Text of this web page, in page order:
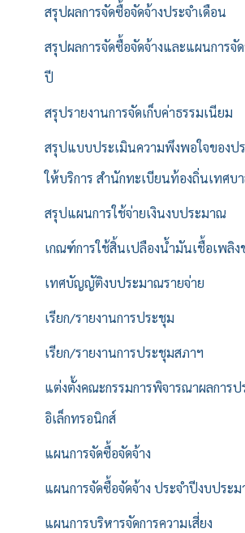
สรุปผลการจัดซื้อจัดจ้างประจำเดือน
สรุปผลการจัดซื้อจัดจ้างและแผนการจั
ปี
สรุปรายงานการจัดเก็บค่าธรรมเนียม
สรุปแบบประเมินความพึงพอใจของป
ให้บริการ สำนักทะเบียนท้องถิ่นเทศบา
สรุปแผนการใช้จ่ายเงินงบประมาณ
เกณฑ์การใช้สิ้นเปลืองน้ำมันเชื้อเพลิง
เทศบัญญัติงบประมาณรายจ่าย
เรียก/รายงานการประชุม
เรียก/รายงานการประชุมสภาฯ
แต่งตั้งคณะกรรมการพิจารณาผลการป
อิเล็กทรอนิกส์
แผนการจัดซื้อจัดจ้าง
แผนการจัดซื้อจัดจ้าง ประจำปีงบประ
แผนการบริหารจัดการความเสี่ยง